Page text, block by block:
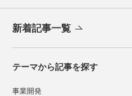
新着記事一覧
テーマから記事を探す
事業開発